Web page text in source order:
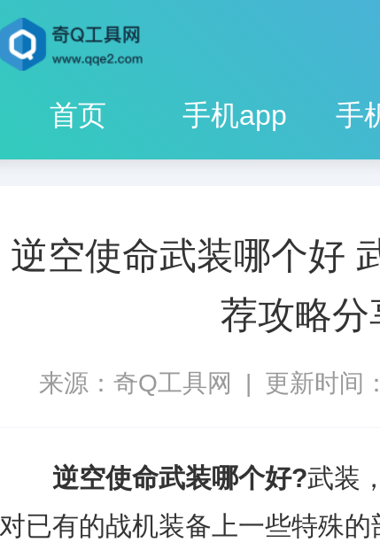
首页 手机app 手
逆空使命武装哪个好
荐攻略分
来源：奇Q工具网 | 更新时间
逆空使命武装哪个好?武装
对已有的战机装备上一些特殊